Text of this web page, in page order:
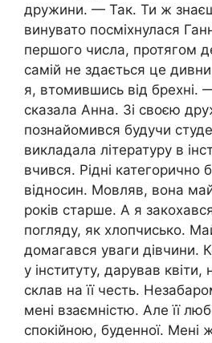
дружини. — Так. Ти ж
винувато посміхнулася
першого числа, протягом
самій не здається це
я, втомившись від брехні.
сказала Анна. Зі своєю
познайомився будучи
викладала літературу в
вчився. Рідні категорично
відносин. Мовляв, вона
років старше. А я
погляду, як хлопчисько.
домагався уваги дівчини.
у інституту, дарував квіти,
склав на її честь.
мені взаємністю. Але її
спокійною, буденної. Мені